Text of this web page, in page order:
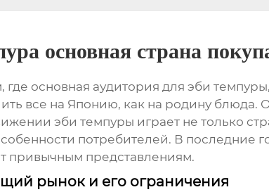
основная страна
где основная аудитория для эби темпуры
все на Японию, как на родину блюда.
эби темпуры играет не только
потребителей. В последние
привычным представлениям.
рынок и его ограничения